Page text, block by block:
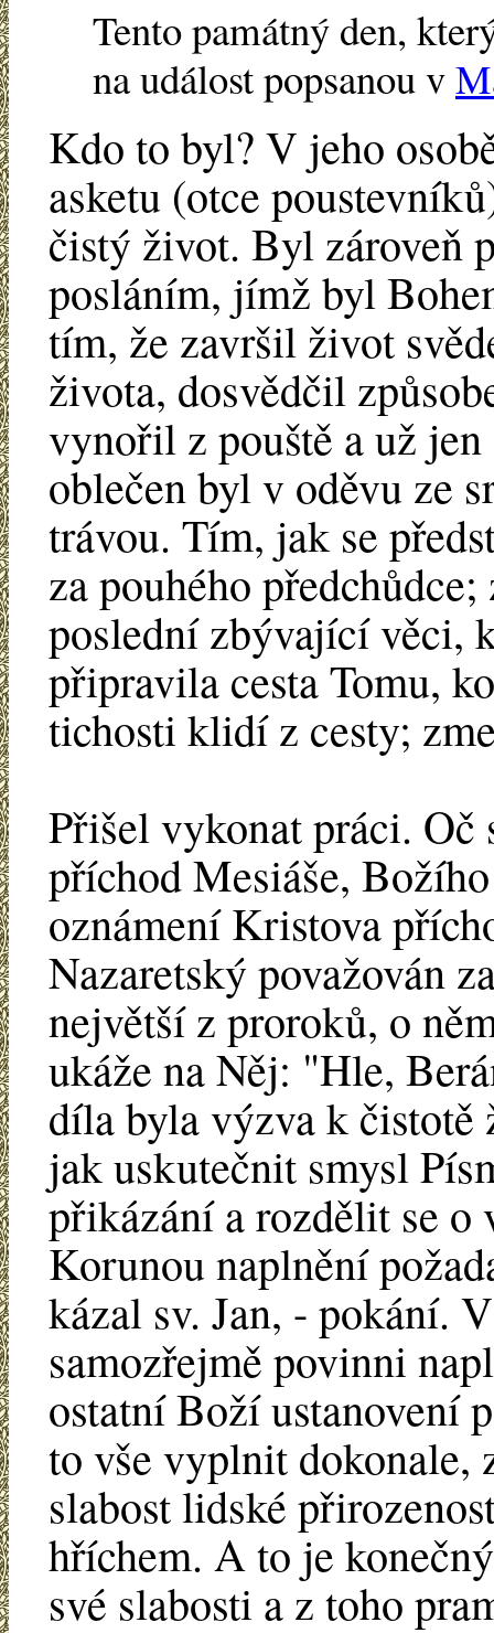
Tento památný den,
na událost popsanou v
Kdo to byl? V jeho
asketu (otce
čistý život. Byl zároveň
posláním, jímž byl
tím, že završil život
života, dosvědčil
vynořil z pouště a už
oblečen byl v oděvu ze
trávou. Tím, jak se
za pouhého
poslední zbývající věci,
připravila cesta Tomu,
tichosti klidí z cesty;
Přišel vykonat práci.
příchod Mesiáše,
oznámení Kristova
Nazaretský považován
největší z proroků, o
ukáže na Něj: "Hle,
díla byla výzva k čistotě
jak uskutečnit smysl
přikázání a rozdělit se o
Korunou naplnění
kázal sv. Jan, - pokání.
samozřejmě povinni
ostatní Boží ustanovení
to vše vyplnit dokonale,
slabost lidské
hříchem. A to je
své slabosti a z toho